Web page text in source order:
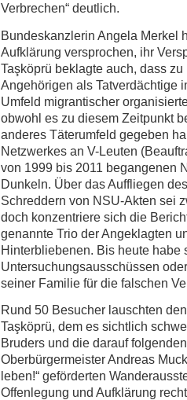
Verbrechen“ deutlich.
Bundeskanzlerin Angela Merkel
Aufklärung versprochen, ihr
Taşköprü beklagte auch, dass
Angehörigen als Tatverdächtige
Umfeld migrantischer
obwohl es zu diesem Zeitpunkt
anderes Täterumfeld gegeben
Netzwerkes an V-Leuten
von 1999 bis 2011 begangenen
Dunkeln. Über das Auffliegen
Schreddern von NSU-Akten sei
doch konzentriere sich die
genannte Trio der Angeklagten
Hinterbliebenen. Bis heute
Untersuchungsausschüssen
seiner Familie für die falschen
Rund 50 Besucher lauschten
Taşköprü, dem es sichtlich
Bruders und die darauf
Oberbürgermeister Andreas
leben!“ geförderten
Offenlegung und Aufklärung